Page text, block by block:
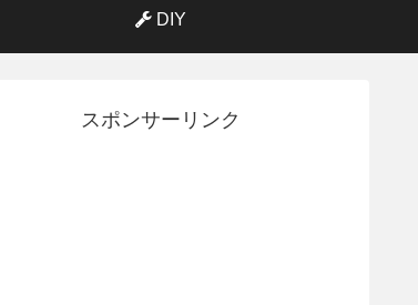
DIY
スポンサーリンク